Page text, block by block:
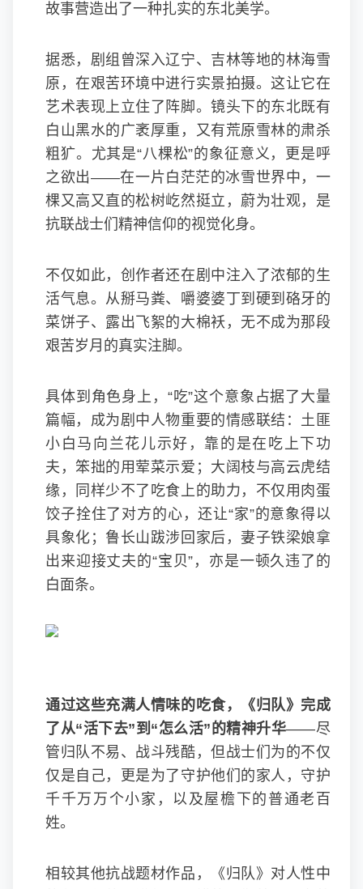
故事营造出了一种扎实的东北美学。
据悉，剧组曾深入辽宁、吉林等地的林海雪
原，在艰苦环境中进行实景拍摄。这让它在
艺术表现上立住了阵脚。镜头下的东北既有
白山黑水的广袤厚重，又有荒原雪林的肃杀
粗犷。尤其是“八棵松”的象征意义，更是呼
之欲出——在一片白茫茫的冰雪世界中，一
棵又高又直的松树屹然挺立，蔚为壮观，是
抗联战士们精神信仰的视觉化身。
不仅如此，创作者还在剧中注入了浓郁的生
活气息。从掰马粪、嚼婆婆丁到硬到硌牙的
菜饼子、露出飞絮的大棉袄，无不成为那段
艰苦岁月的真实注脚。
具体到角色身上，“吃”这个意象占据了大量
篇幅，成为剧中人物重要的情感联结：土匪
小白马向兰花儿示好，靠的是在吃上下功
夫，笨拙的用荤菜示爱；大阔枝与高云虎结
缘，同样少不了吃食上的助力，不仅用肉蛋
饺子拴住了对方的心，还让“家”的意象得以
具象化；鲁长山跋涉回家后，妻子铁梁娘拿
出来迎接丈夫的“宝贝”，亦是一顿久违了的
白面条。
通过这些充满人情味的吃食，《归队》完成
了从“活下去”到“怎么活”的精神升华——尽
管归队不易、战斗残酷，但战士们为的不仅
仅是自己，更是为了守护他们的家人，守护
千千万万个小家，以及屋檐下的普通老百
姓。
相较其他抗战题材作品，《归队》对人性中